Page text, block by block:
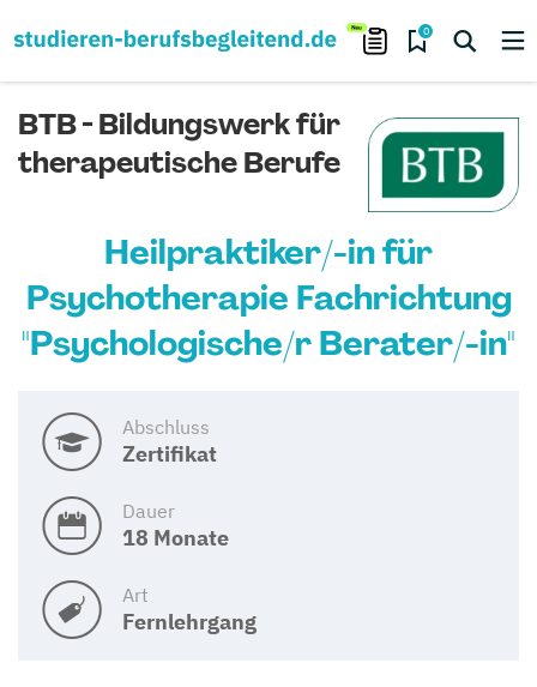
0
BTB - Bildungswerk für
therapeutische Berufe
Heilpraktiker/-in für
Psychotherapie Fachrichtung
"Psychologische/r Berater/-in"
Abschluss
Zertifikat
Dauer
18 Monate
Art
Fernlehrgang